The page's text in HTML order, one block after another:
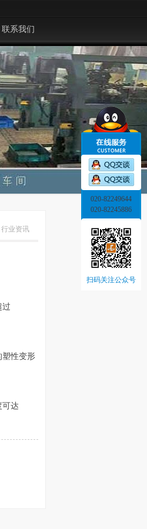
联系我们
行业资讯
塑性变形
达
020-82249644
020-82245886
扫码关注公众号